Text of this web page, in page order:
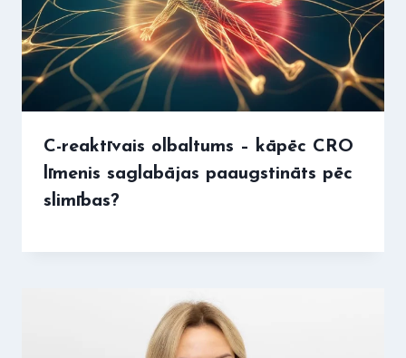
C-reaktīvais olbaltums – kāpēc CRO
līmenis saglabājas paaugstināts pēc
slimības?